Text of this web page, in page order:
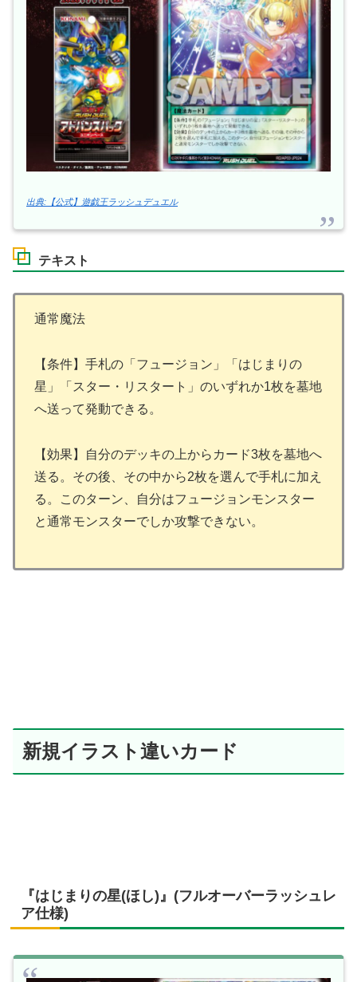
出典:【公式】遊戯王ラッシュデュエル
テキスト
通常魔法
【条件】手札の「フュージョン」「はじまりの
星」「スター・リスタート」のいずれか1枚を墓地
へ送って発動できる。
【効果】自分のデッキの上からカード3枚を墓地へ
送る。その後、その中から2枚を選んで手札に加え
る。このターン、自分はフュージョンモンスター
と通常モンスターでしか攻撃できない。
新規イラスト違いカード
『はじまりの星(ほし)』(フルオーバーラッシュレ
ア仕様)